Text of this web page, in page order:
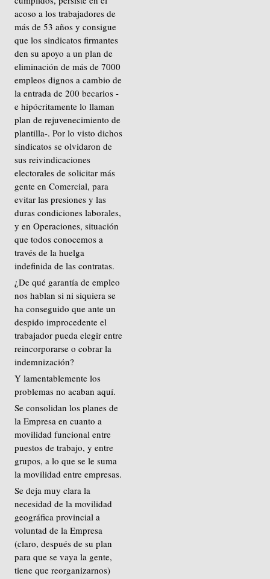
acoso a los trabajadores de
más de 53 años y consigue
que los sindicatos firmantes
den su apoyo a un plan de
eliminación de más de 7000
empleos dignos a cambio de
la entrada de 200 becarios -
e hipócritamente lo llaman
plan de rejuvenecimiento de
plantilla-. Por lo visto dichos
sindicatos se olvidaron de
sus reivindicaciones
electorales de solicitar más
gente en Comercial, para
evitar las presiones y las
duras condiciones laborales,
y en Operaciones, situación
que todos conocemos a
través de la huelga
indefinida de las contratas.
¿De qué garantía de empleo
nos hablan si ni siquiera se
ha conseguido que ante un
despido improcedente el
trabajador pueda elegir entre
reincorporarse o cobrar la
indemnización?
Y lamentablemente los
problemas no acaban aquí.
Se consolidan los planes de
la Empresa en cuanto a
movilidad funcional entre
puestos de trabajo, y entre
grupos, a lo que se le suma
la movilidad entre empresas.
Se deja muy clara la
necesidad de la movilidad
geográfica provincial a
voluntad de la Empresa
(claro, después de su plan
para que se vaya la gente,
tiene que reorganizarnos)